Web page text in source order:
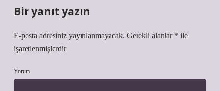
Bir yanıt yazın
E-posta adresiniz yayınlanmayacak. Gerekli alanlar * ile
işaretlenmişlerdir
Yorum